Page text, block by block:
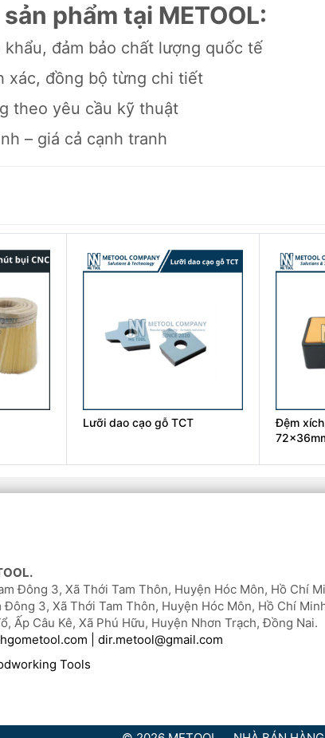
phẩm tại METOOL:
khẩu, đảm bảo chất lượng quốc tế
xác, đồng bộ từng chi tiết
theo yêu cầu kỹ thuật
– giá cả cạnh tranh
Lưỡi dao cạo gỗ TCT
Đệm xích
Đông 3, Xã Thới Tam Thôn, Huyện Hóc Môn, Hồ Chí
Đông 3, Xã Thới Tam Thôn, Huyện Hóc Môn, Hồ Chí
Ấp Câu Kê, Xã Phú Hữu, Huyện Nhơn Trạch, Đồng Nai.
| dir.metool@gmail.com
Tools